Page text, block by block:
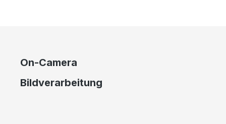
On-Camera
Bildverarbeitung